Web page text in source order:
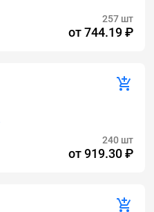
257 шт
от744.19 ₽
240 шт
от919.30 ₽